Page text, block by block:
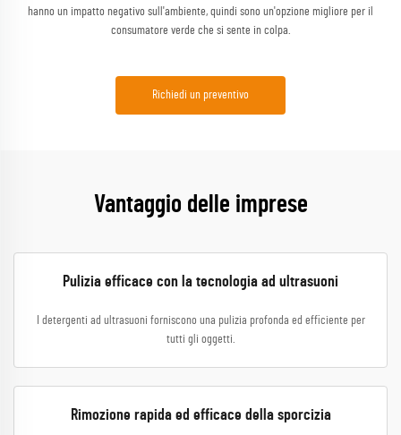
hanno un impatto negativo sull'ambiente, quindi sono un'opzione migliore per il
consumatore verde che si sente in colpa.
Richiedi un preventivo
Vantaggio delle imprese
Pulizia efficace con la tecnologia ad ultrasuoni
I detergenti ad ultrasuoni forniscono una pulizia profonda ed efficiente per
tutti gli oggetti.
Rimozione rapida ed efficace della sporcizia